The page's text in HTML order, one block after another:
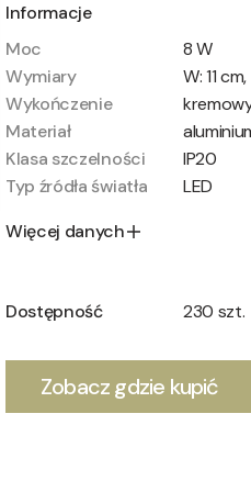
Informacje
Moc
8 W
Wymiary
W: 11
Wykończenie
Materiał
Klasa szczelności
IP20
Typ źródła światła
LED
Więcej danych
Dostępność 230 szt.
Zobacz gdzie kupić